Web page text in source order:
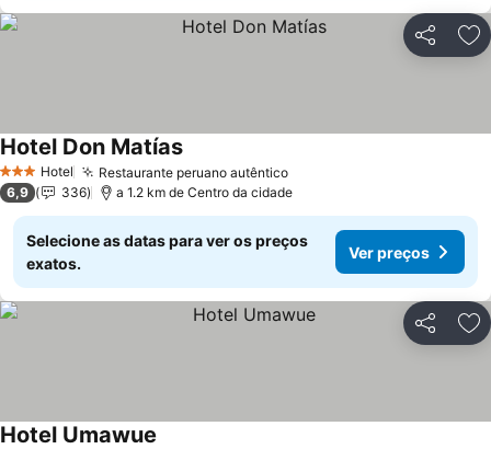
Partilhar
3 EstrelasHotel Restaurante peruano autênticoVer preços
Hotel Don MatíasVer preços
6,9 336 a 1.2 km de Centro da cidade
Selecione as datas para ver os preços
exatos.
Ver preços
Partilhar
Hotel Umawue